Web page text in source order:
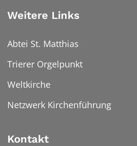
Weitere Links
Abtei St. Matthias
Trierer Orgelpunkt
Weltkirche
Netzwerk Kirchenführung
Kontakt